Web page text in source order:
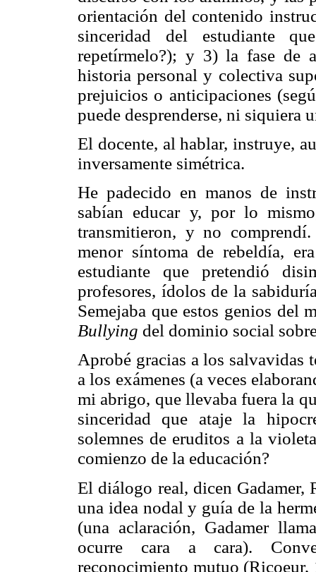
orientación del contenido
sinceridad del estudiante
repetírmelo?); y 3) la fase de
historia personal y colectiva
prejuicios o anticipaciones
puede desprenderse, ni siquiera
El docente, al hablar, instruye,
inversamente simétrica.
He padecido en manos de
sabían educar y, por lo
transmitieron, y no
menor síntoma de rebeldía,
estudiante que pretendió
profesores, ídolos de la
Semejaba que estos genios del
Bullying del dominio social
Aprobé gracias a los salvavidas
a los exámenes (a veces
mi abrigo, que llevaba fuera la
sinceridad que ataje la
solemnes de eruditos a la
comienzo de la educación?
El diálogo real, dicen Gadamer,
una idea nodal y guía de la
(una aclaración, Gadamer
ocurre cara a cara).
reconocimiento mutuo